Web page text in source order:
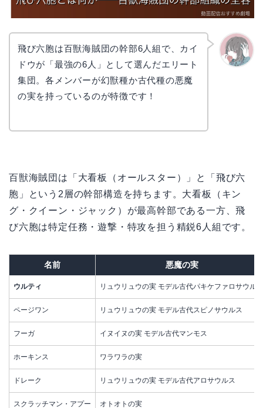
飛び六胞は百獣海賊団の幹部6人組で、カイ
ドウが「最強の6人」として選んだエリート
集団。各メンバーが幻獣種か古代種の悪魔
の実を持っているのが特徴です！
百獣海賊団は「大看板（オールスター）」と「飛び六
胞」という2層の幹部構造を持ちます。大看板（キン
グ・クイーン・ジャック）が最高幹部である一方、飛
び六胞は特定任務・遊撃・特攻を担う精鋭6人組です。
名前 悪魔の実
ウルティ リュウリュウの実 モデル古代パキケファロサウルス
ページワン リュウリュウの実 モデル古代スピノサウルス
フーガ イヌイヌの実 モデル古代マンモス
ホーキンス ワラワラの実
ドレーク リュウリュウの実 モデル古代アロサウルス
スクラッチマン・アプー オトオトの実